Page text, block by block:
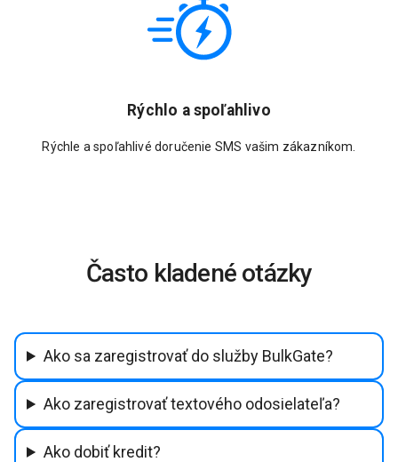
Rýchlo a spoľahlivo
Rýchle a spoľahlivé doručenie SMS vašim zákazníkom.
Často kladené otázky
Ako sa zaregistrovať do služby BulkGate?
Ako zaregistrovať textového odosielateľa?
Ako dobiť kredit?